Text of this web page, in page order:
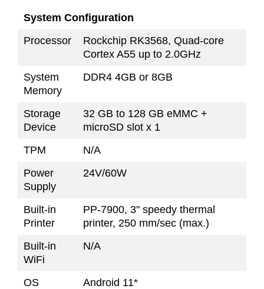
System Configuration
Processor
Rockchip RK3568, Quad-core
Cortex A55 up to 2.0GHz
System
Memory
DDR4 4GB or 8GB
Storage
Device
32 GB to 128 GB eMMC +
microSD slot x 1
TPM
N/A
Power
Supply
24V/60W
Built-in
Printer
PP-7900, 3" speedy thermal
printer, 250 mm/sec (max.)
Built-in
WiFi
N/A
OS
Android 11*